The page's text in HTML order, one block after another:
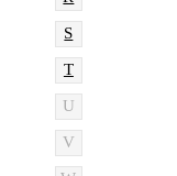
S
T
U
V